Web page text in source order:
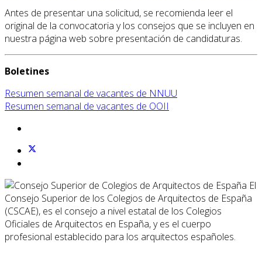
Antes de presentar una solicitud, se recomienda leer el
original de la convocatoria y los consejos que se incluyen en
nuestra página web sobre presentación de candidaturas.
Boletines
Resumen semanal de vacantes de NNUU
Resumen semanal de vacantes de OOII
El
Consejo Superior de los Colegios de Arquitectos de España
(CSCAE), es el consejo a nivel estatal de los Colegios
Oficiales de Arquitectos en España, y es el cuerpo
profesional establecido para los arquitectos españoles.